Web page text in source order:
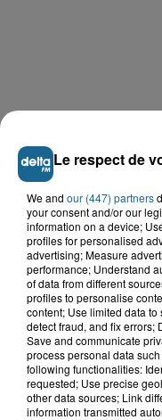
LE TOP
Le respect de
We and our (447) partners
your consent and/or our
information on a device;
profiles for personalised
advertising; Measure
performance; Understand
of data from different
profiles to personalise
content; Use limited data
detect fraud, and fix errors;
Save and communicate
process personal data
following functionalities:
requested; Use precise
other data sources; Link
information transmitted